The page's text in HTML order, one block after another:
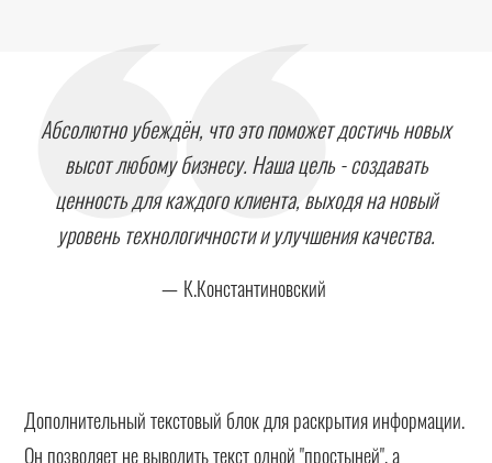
Абсолютно убеждён, что это поможет достичь новых
высот любому бизнесу. Наша цель - создавать
ценность для каждого клиента, выходя на новый
уровень технологичности и улучшения качества.
К.Константиновский
Дополнительный текстовый блок для раскрытия информации.
Он позволяет не выводить текст одной "простыней", а